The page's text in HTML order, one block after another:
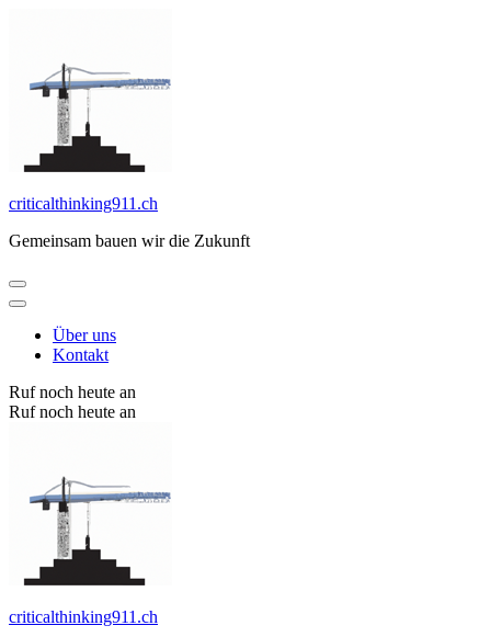
(Enter
drücken)
criticalthinking911.ch
Gemeinsam bauen wir die Zukunft
Über uns
Kontakt
Ruf noch heute an
Ruf noch heute an
criticalthinking911.ch